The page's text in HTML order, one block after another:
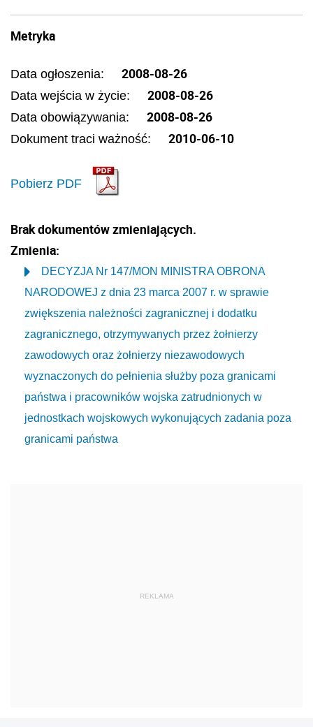
Metryka
Data ogłoszenia: 2008-08-26
Data wejścia w życie: 2008-08-26
Data obowiązywania: 2008-08-26
Dokument traci ważność: 2010-06-10
Pobierz PDF
Brak dokumentów zmieniających.
Zmienia:
DECYZJA Nr 147/MON MINISTRA OBRONA
NARODOWEJ z dnia 23 marca 2007 r. w sprawie
zwiększenia należności zagranicznej i dodatku
zagranicznego, otrzymywanych przez żołnierzy
zawodowych oraz żołnierzy niezawodowych
wyznaczonych do pełnienia służby poza granicami
państwa i pracowników wojska zatrudnionych w
jednostkach wojskowych wykonujących zadania poza
granicami państwa